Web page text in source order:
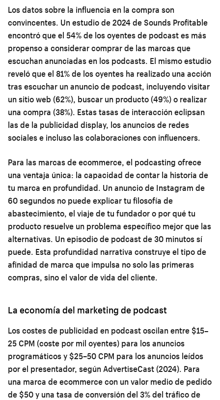
Los datos sobre la influencia en la compra son
convincentes. Un estudio de 2024 de Sounds Profitable
encontró que el 54% de los oyentes de podcast es más
propenso a considerar comprar de las marcas que
escuchan anunciadas en los podcasts. El mismo estudio
reveló que el 81% de los oyentes ha realizado una acción
tras escuchar un anuncio de podcast, incluyendo visitar
un sitio web (62%), buscar un producto (49%) o realizar
una compra (38%). Estas tasas de interacción eclipsan
las de la publicidad display, los anuncios de redes
sociales e incluso las colaboraciones con influencers.
Para las marcas de ecommerce, el podcasting ofrece
una ventaja única: la capacidad de contar la historia de
tu marca en profundidad. Un anuncio de Instagram de
60 segundos no puede explicar tu filosofía de
abastecimiento, el viaje de tu fundador o por qué tu
producto resuelve un problema específico mejor que las
alternativas. Un episodio de podcast de 30 minutos sí
puede. Esta profundidad narrativa construye el tipo de
afinidad de marca que impulsa no solo las primeras
compras, sino el valor de vida del cliente.
La economía del marketing de podcast
Los costes de publicidad en podcast oscilan entre $15–
25 CPM (coste por mil oyentes) para los anuncios
programáticos y $25–50 CPM para los anuncios leídos
por el presentador, según AdvertiseCast (2024). Para
una marca de ecommerce con un valor medio de pedido
de $50 y una tasa de conversión del 3% del tráfico de